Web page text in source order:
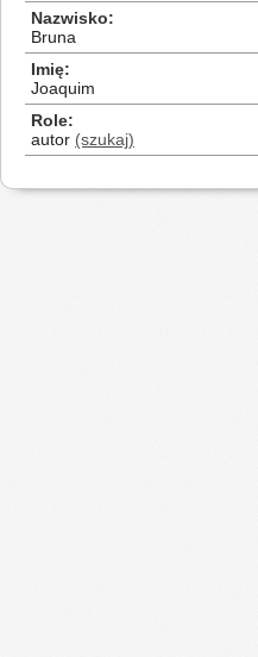
Nazwisko
Bruna
Imię
Joaquim
Role
autor (szukaj)